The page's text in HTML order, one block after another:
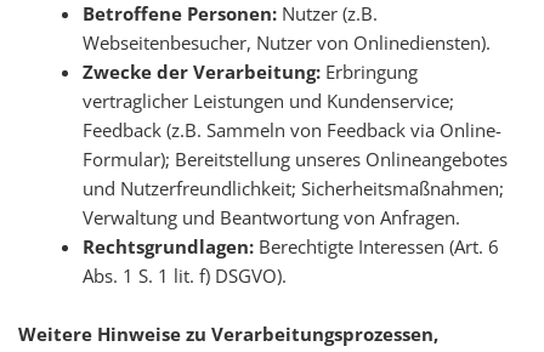
Betroffene Personen: Nutzer (z.B.
Webseitenbesucher, Nutzer von Onlinediensten).
Zwecke der Verarbeitung: Erbringung
vertraglicher Leistungen und Kundenservice;
Feedback (z.B. Sammeln von Feedback via Online-
Formular); Bereitstellung unseres Onlineangebotes
und Nutzerfreundlichkeit; Sicherheitsmaßnahmen;
Verwaltung und Beantwortung von Anfragen.
Rechtsgrundlagen: Berechtigte Interessen (Art. 6
Abs. 1 S. 1 lit. f) DSGVO).
Weitere Hinweise zu Verarbeitungsprozessen,